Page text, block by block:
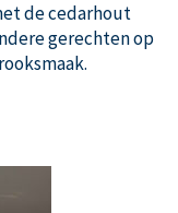
de cedarhout
gerechten op